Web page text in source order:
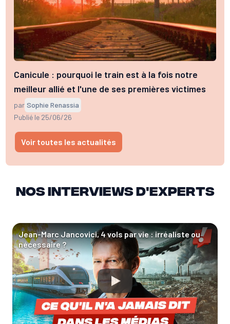
Canicule : pourquoi le train est à la fois notre
meilleur allié et l'une de ses premières victimes
par Sophie Renassia
Publié le 25/06/26
Voir toutes les actualités
Nos interviews d'experts
Jean-Marc Jancovici, 4 vols par vie : irréaliste ou
nécessaire ?